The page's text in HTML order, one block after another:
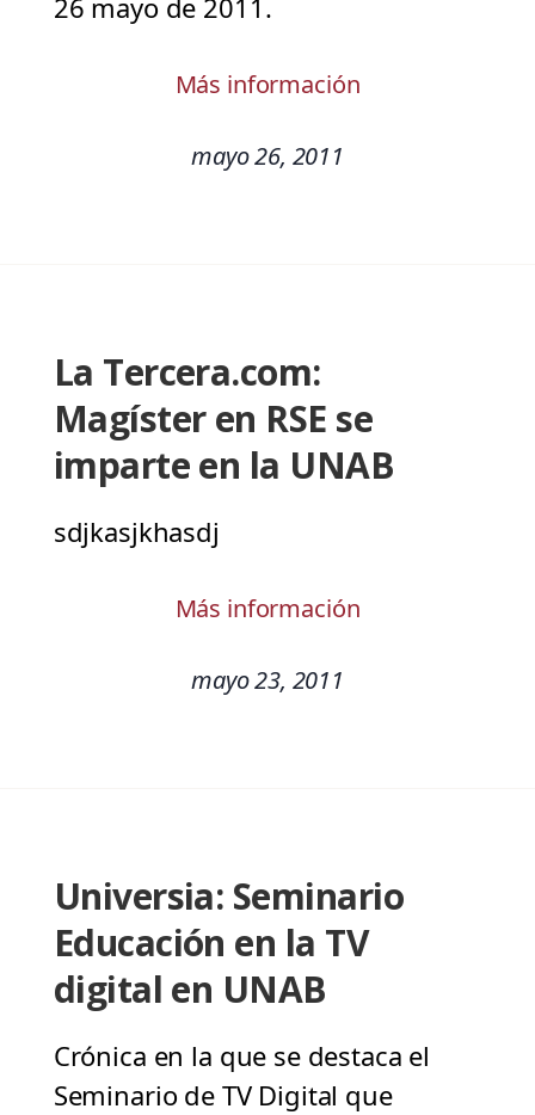
26 mayo de 2011.
Más información
mayo 26, 2011
La Tercera.com:
Magíster en RSE se
imparte en la UNAB
sdjkasjkhasdj
Más información
mayo 23, 2011
Universia: Seminario
Educación en la TV
digital en UNAB
Crónica en la que se destaca el
Seminario de TV Digital que